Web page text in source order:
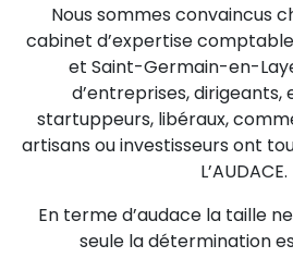
Nous sommes convaincus
cabinet d’expertise
et Saint-Germain-en-
d’entreprises,
startuppeurs, libéraux,
artisans ou investisseurs ont
L’AUDACE.
En terme d’audace la taille
seule la détermination